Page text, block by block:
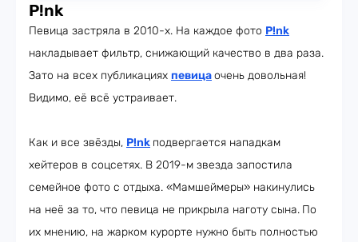
P!nk
Певица застряла в 2010-х. На каждое фото P!nk
накладывает фильтр, снижающий качество в два раза.
Зато на всех публикациях певицаочень довольная!
Видимо, её всё устраивает.
Как и все звёзды, P!nk подвергается нападкам
хейтеров в соцсетях. В 2019-м звезда запостила
семейное фото с отдыха. «Мамшеймеры» накинулись
на неё за то, что певица не прикрыла наготу сына. По
их мнению, на жарком курорте нужно быть полностью